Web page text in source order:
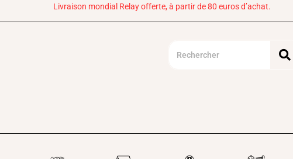
Livraison mondial Relay offerte, à partir de 80 euros d’achat.